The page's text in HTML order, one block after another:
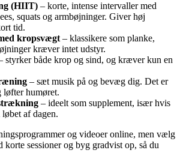
(HIIT) – korte, intense intervaller med
squats og armbøjninger. Giver høj
tid.
kropsvægt – klassikere som planke,
kræver intet udstyr.
styrker både krop og sind, og kræver kun en
– sæt musik på og bevæg dig. Det er
humøret.
– ideelt som supplement, især hvis
af dagen.
og videoer online, men vælg
korte sessioner og byg gradvist op, så du